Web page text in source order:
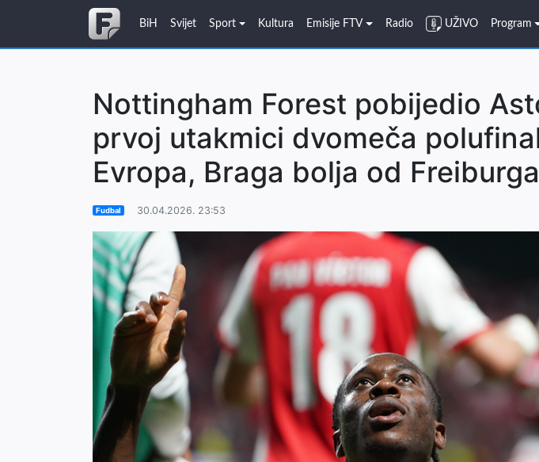
BiH Svijet Sport Kultura Emisije FTV Radio UŽIVO Program
Nottingham Forest pobijedio
prvoj utakmici dvomeča
Evropa, Braga bolja od Freiburga
Fudbal 30.04.2026. 23:53